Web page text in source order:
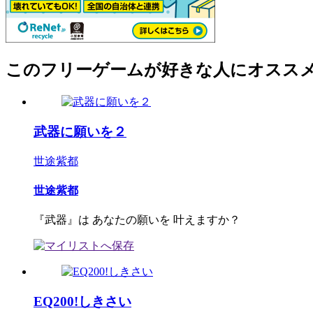
このフリーゲームが好きな人にオスス
武器に願いを２
世途紫都
世途紫都
『武器』は あなたの願いを 叶えますか？
EQ200!しきさい